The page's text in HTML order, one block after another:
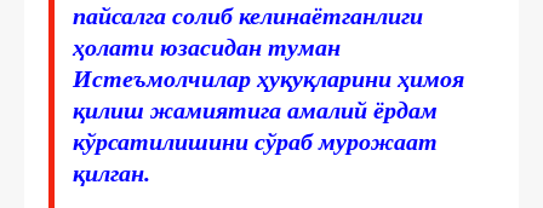
пайсалга солиб келинаётганлиги
ҳолати юзасидан туман
Истеъмолчилар ҳуқуқларини ҳимоя
қилиш жамиятига амалий ёрдам
кўрсатилишини сўраб мурожаат
қилган.